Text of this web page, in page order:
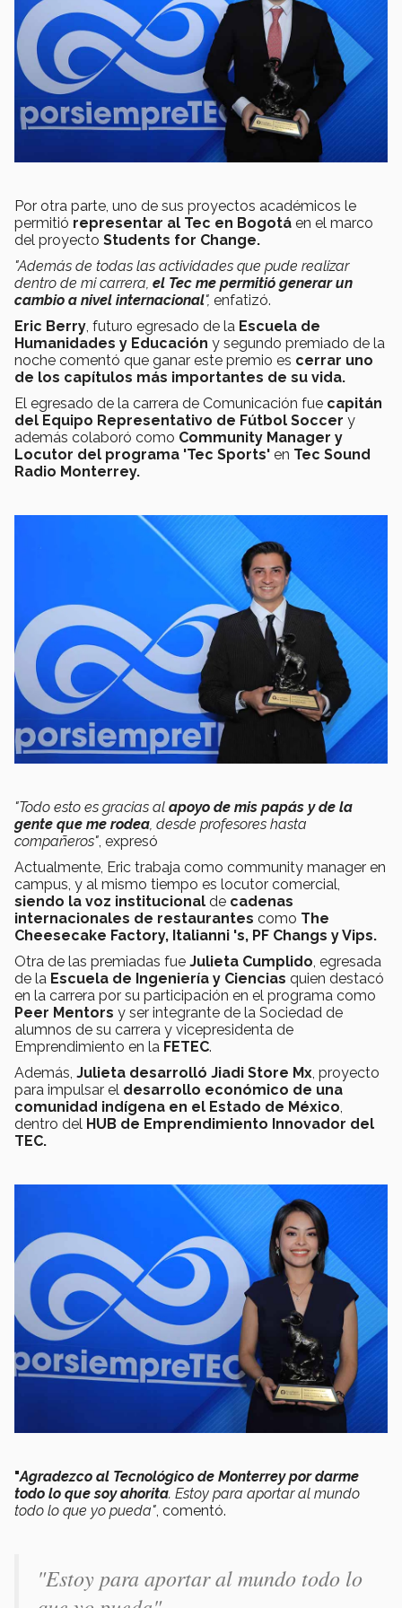
Por otra parte, uno de sus proyectos académicos le
permitió representar al Tec en Bogotá en el marco
del proyecto Students for Change.
"Además de todas las actividades que pude realizar
dentro de mi carrera, el Tec me permitió generar un
cambio a nivel internacional", enfatizó.
Eric Berry , futuro egresado de la Escuela de
Humanidades y Educación y segundo premiado de la
noche comentó que ganar este premio es cerrar uno
de los capítulos más importantes de su vida.
El egresado de la carrera de Comunicación fue capitán
del Equipo Representativo de Fútbol Soccer y
además colaboró como Community Manager y
Locutor del programa 'Tec Sports' en Tec Sound
Radio Monterrey.
"Todo esto es gracias al apoyo de mis papás y de la
gente que me rodea, desde profesores hasta
compañeros", expresó
Actualmente, Eric trabaja como community manager en
campus, y al mismo tiempo es locutor comercial,
siendo la voz institucional de cadenas
internacionales de restaurantes como The
Cheesecake Factory, Italianni 's, PF Changs y Vips.
Otra de las premiadas fue Julieta Cumplido, egresada
de la Escuela de Ingeniería y Ciencias quien destacó
en la carrera por su participación en el programa como
Peer Mentors y ser integrante de la Sociedad de
alumnos de su carrera y vicepresidenta de
Emprendimiento en la FETEC.
Además, Julieta desarrolló Jiadi Store Mx, proyecto
para impulsar el desarrollo económico de una
comunidad indígena en el Estado de México,
dentro del HUB de Emprendimiento Innovador del
TEC.
"Agradezco al Tecnológico de Monterrey por darme
todo lo que soy ahorita. Estoy para aportar al mundo
todo lo que yo pueda", comentó.
"Estoy para aportar al mundo todo lo